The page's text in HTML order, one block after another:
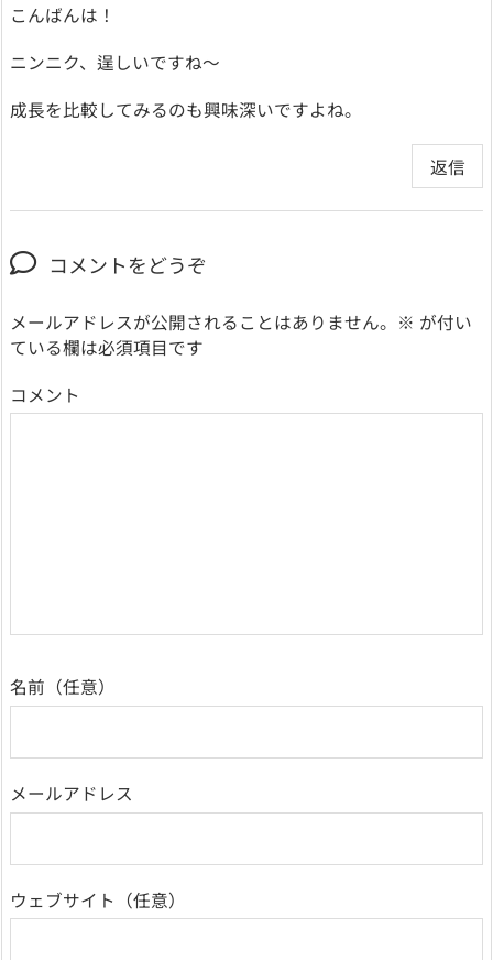
こんばんは！
ニンニク、逞しいですね～
成長を比較してみるのも興味深いですよね。
返信
コメントをどうぞ
メールアドレスが公開されることはありません。 ※ が付い
ている欄は必須項目です
コメント
名前
メールアドレス
ウェブサイト